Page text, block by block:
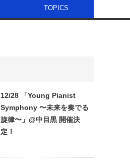
TOPICS
12/28 「Young Pianist
Symphony 〜未来を奏でる
旋律〜」@中目黒 開催決
定！